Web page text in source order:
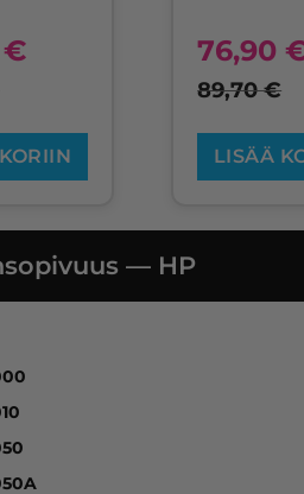
€ 76,90
89,70€
LISÄÄ
— HP